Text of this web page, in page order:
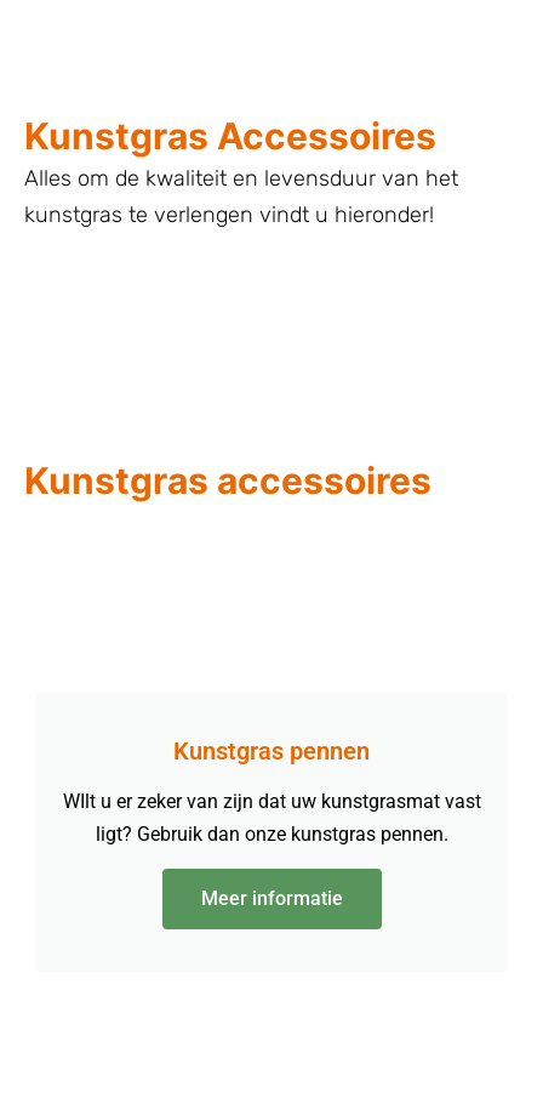
Kunstgras Accessoires
Alles om de kwaliteit en levensduur van het
kunstgras te verlengen vindt u hieronder!
Kunstgras accessoires
Kunstgras pennen
WIlt u er zeker van zijn dat uw kunstgrasmat vast
ligt? Gebruik dan onze kunstgras pennen.
Meer informatie